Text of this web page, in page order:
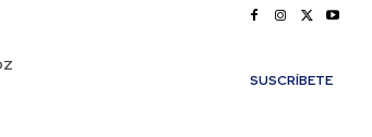
SUSCRÍBETE